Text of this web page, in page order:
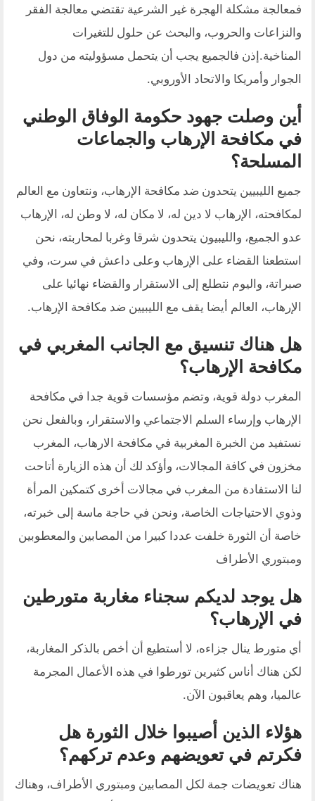
فمعالجة مشكلة الهجرة غير الشرعية تقتضي معالجة الفقر
والنزاعات والحروب، والبحث عن حلول للتغيرات
المناخية.إذن فالجميع يجب أن يتحمل مسؤوليته من دول
الجوار وأمريكا والاتحاد الأوروبي.
أين وصلت جهود حكومة الوفاق الوطني
في مكافحة الإرهاب والجماعات
المسلحة؟
جميع الليبيين يتحدون ضد مكافحة الإرهاب، ونتعاون مع العالم
لمكافحته، الإرهاب لا دين له، لا مكان له، لا وطن له، الإرهاب
عدو الجميع، والليبيون يتحدون شرقا وغربا لمحاربته، نحن
استطعنا القضاء على الإرهاب وعلى داعش في سرت، وفي
صبراتة، واليوم نتطلع إلى الاستقرار والقضاء نهائيا على
الإرهاب، العالم أيضا يقف مع الليبيين ضد مكافحة الإرهاب.
هل هناك تنسيق مع الجانب المغربي في
مكافحة الإرهاب؟
المغرب دولة قوية، وتضم مؤسسات قوية جدا في مكافحة
الإرهاب وإرساء السلم الاجتماعي والاستقرار، وبالفعل نحن
نستفيد من الخبرة المغربية في مكافحة الارهاب، المغرب
مخزون في كافة المجالات، وأؤكد لك أن هذه الزيارة أتاحت
لنا الاستفادة من المغرب في مجالات أخرى كتمكين المرأة
وذوي الاحتياجات الخاصة، ونحن في حاجة ماسة إلى خبرته،
خاصة أن الثورة خلفت عددا كبيرا من المصابين والمعطوبين
ومبتوري الأطراف
هل يوجد لديكم سجناء مغاربة متورطين
في الإرهاب؟
أي متورط ينال جزاءه، لا أستطيع أن أخص بالذكر المغاربة،
لكن هناك أناس كثيرين تورطوا في هذه الأعمال المجرمة
عالميا، وهم يعاقبون الآن.
هؤلاء الذين أصيبوا خلال الثورة هل
فكرتم في تعويضهم وعدم تركهم؟
هناك تعويضات جمة لكل المصابين ومبتوري الأطراف، وهناك